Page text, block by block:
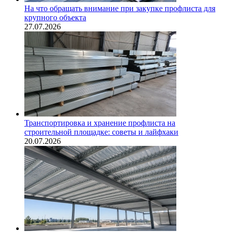
На что обращать внимание при закупке профлиста для
крупного объекта
27.07.2026
Транспортировка и хранение профлиста на
строительной площадке: советы и лайфхаки
20.07.2026